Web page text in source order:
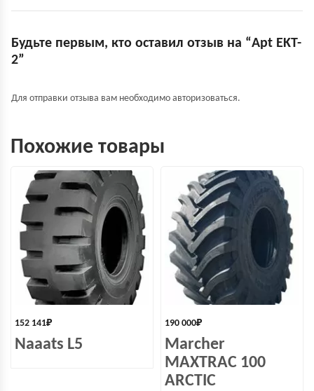
Будьте первым, кто оставил отзыв на “Apt EKT-
2”
Для отправки отзыва вам необходимо авторизоваться.
Похожие товары
152 141₽
Naaats L5
190 000₽
Marcher
MAXTRAC 100
ARCTIC